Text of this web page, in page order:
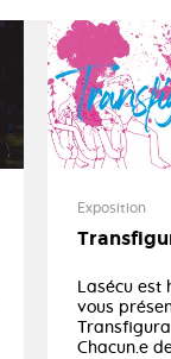
Exposition
Lasécu est
vous
Chacun.e